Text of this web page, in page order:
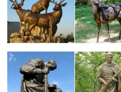
Фигурки, Бронзовые статуэтки,
животных, Статуэтки, Сувениры
Статуэтки и скульптуры…
Статуэтки и фигурки собака
магазине…
Купить Статуэтки и фигурки
следующий день, лучшая цена на
доставка по Москве и всей